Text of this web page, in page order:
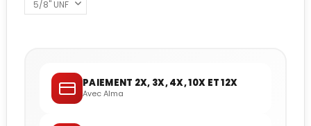
PAIEMENT 2X, 3X, 4X, 10X ET 12X
Avec Alma